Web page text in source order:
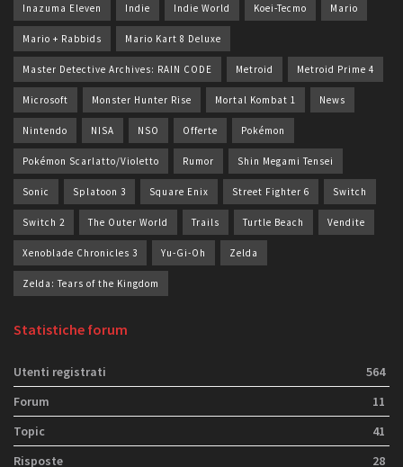
Inazuma Eleven Indie Indie World Koei-Tecmo Mario
Mario + Rabbids Mario Kart 8 Deluxe
Master Detective Archives: RAIN CODE Metroid Metroid Prime 4
Microsoft Monster Hunter Rise Mortal Kombat 1 News
Nintendo NISA NSO Offerte Pokémon
Pokémon Scarlatto/Violetto Rumor Shin Megami Tensei
Sonic Splatoon 3 Square Enix Street Fighter 6 Switch
Switch 2 The Outer World Trails Turtle Beach Vendite
Xenoblade Chronicles 3 Yu-Gi-Oh Zelda
Zelda: Tears of the Kingdom
Statistiche forum
Utenti registrati
564
Forum
11
Topic
41
Risposte
28